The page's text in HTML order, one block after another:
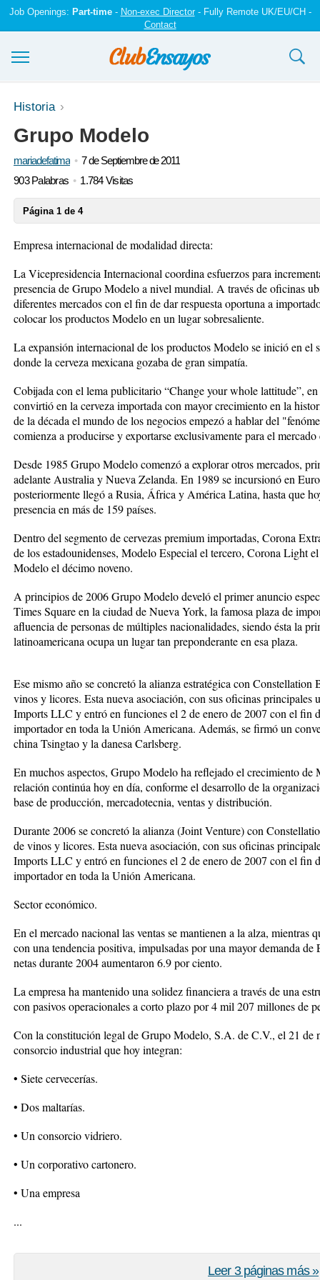
Job Openings: Part-time- Non-exec Director- Fully Remote UK/EU/CH -
Contact
Ensayos y trabajos
Registrarse
Iniciar sesión
Historia
Grupo Modelo
mariadefatima
7 de Septiembre de 2011
903 Palabras
1.784 Visitas
Página 1 de 4
Empresa internacional de modalidad directa:
La Vicepresidencia Internacional coordina esfuerzos para
presencia de Grupo Modelo a nivel mundial. A través de oficinas
diferentes mercados con el fin de dar respuesta oportuna a
colocar los productos Modelo en un lugar sobresaliente.
La expansión internacional de los productos Modelo se inició en el
donde la cerveza mexicana gozaba de gran simpatía.
Cobijada con el lema publicitario “Change your whole lattitude”,
convirtió en la cerveza importada con mayor crecimiento en la
de la década el mundo de los negocios empezó a hablar del
comienza a producirse y exportarse exclusivamente para el mercado
Desde 1985 Grupo Modelo comenzó a explorar otros mercados,
adelante Australia y Nueva Zelanda. En 1989 se incursionó en
posteriormente llegó a Rusia, África y América Latina, hasta que
presencia en más de 159 países.
Dentro del segmento de cervezas premium importadas, Corona
de los estadounidenses, Modelo Especial el tercero, Corona Light
Modelo el décimo noveno.
A principios de 2006 Grupo Modelo develó el primer anuncio
Times Square en la ciudad de Nueva York, la famosa plaza de
afluencia de personas de múltiples nacionalidades, siendo ésta la
latinoamericana ocupa un lugar tan preponderante en esa plaza.
Ese mismo año se concretó la alianza estratégica con
vinos y licores. Esta nueva asociación, con sus oficinas principales
Imports LLC y entró en funciones el 2 de enero de 2007 con el fin
importador en toda la Unión Americana. Además, se firmó un
china Tsingtao y la danesa Carlsberg.
En muchos aspectos, Grupo Modelo ha reflejado el crecimiento
relación continúa hoy en día, conforme el desarrollo de la
base de producción, mercadotecnia, ventas y distribución.
Durante 2006 se concretó la alianza (Joint Venture) con
de vinos y licores. Esta nueva asociación, con sus oficinas
Imports LLC y entró en funciones el 2 de enero de 2007 con el fin
importador en toda la Unión Americana.
Sector económico.
En el mercado nacional las ventas se mantienen a la alza, mientras
con una tendencia positiva, impulsadas por una mayor demanda
netas durante 2004 aumentaron 6.9 por ciento.
La empresa ha mantenido una solidez financiera a través de una
con pasivos operacionales a corto plazo por 4 mil 207 millones de
Con la constitución legal de Grupo Modelo, S.A. de C.V., el 21 de
consorcio industrial que hoy integran:
• Siete cervecerías.
• Dos maltarías.
• Un consorcio vidriero.
• Un corporativo cartonero.
• Una empresa
...
Leer 3 páginas más »